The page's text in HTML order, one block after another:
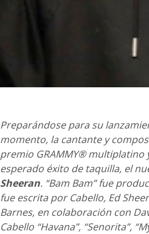
Preparándose para su
momento, la cantante y
premio GRAMMY® multiplatino
esperado éxito de taquilla, el
Sheeran. “Bam Bam” fue
fue escrita por Cabello, Ed
Barnes, en colaboración con
Cabello “Havana”, “Senorita”,